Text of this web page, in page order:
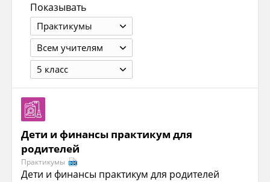
Показывать
Практикумы
Всем учителям
5 класс
Дети и финансы практикум для
родителей
Практикумы
Дети и финансы практикум для родителей